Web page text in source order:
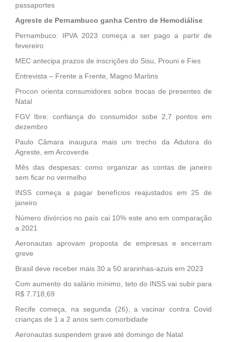
passaportes
Agreste de Pernambuco ganha Centro de Hemodiálise
Pernambuco: IPVA 2023 começa a ser pago a partir de
fevereiro
MEC antecipa prazos de inscrições do Sisu, Prouni e Fies
Entrevista – Frente a Frente, Magno Martins
Procon orienta consumidores sobre trocas de presentes de
Natal
FGV Ibre: confiança do consumidor sobe 2,7 pontos em
dezembro
Paulo Câmara inaugura mais um trecho da Adutora do
Agreste, em Arcoverde
Mês das despesas: como organizar as contas de janeiro
sem ficar no vermelho
INSS começa a pagar benefícios reajustados em 25 de
janeiro
Número divórcios no país cai 10% este ano em comparação
a 2021
Aeronautas aprovam proposta de empresas e encerram
greve
Brasil deve receber mais 30 a 50 ararinhas-azuis em 2023
Com aumento do salário mínimo, teto do INSS vai subir para
R$ 7.718,69
Recife começa, na segunda (26), a vacinar contra Covid
crianças de 1 a 2 anos sem comorbidade
Aeronautas suspendem grave até domingo de Natal